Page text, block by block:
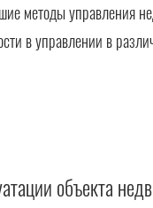
методы
в управлении в
объекта